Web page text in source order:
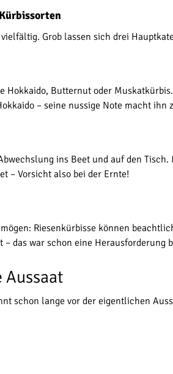
Grob lassen sich drei
Hokkaido, Butternut oder
– seine nussige Note macht
ins Beet und auf den
– Vorsicht also bei der Ernte!
Riesenkürbisse können
das war schon eine Herausforderung
schon lange vor der eigentlichen